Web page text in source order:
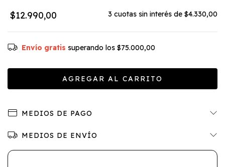
$12.990,00 3 cuotas sin interés de $4.330,00
Envío gratis superando los $75.000,00
MEDIOS DE PAGO
MEDIOS DE ENVÍO